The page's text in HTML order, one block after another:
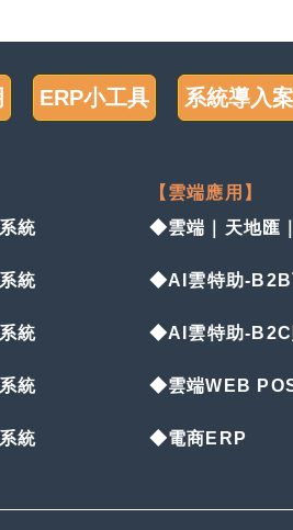
ERP小工具 系統導入
統
統
統
統
統
【雲端應用】
◆雲端｜天地匯
◆AI雲特助-B2B
◆AI雲特助-B2C
◆雲端WEB
◆電商ERP